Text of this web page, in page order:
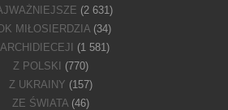
(2 631)
MIŁOSIERDZIA (34)
(1 581)
Z POLSKI
(770)
Z UKRAINY (157)
ZE ŚWIATA(46)